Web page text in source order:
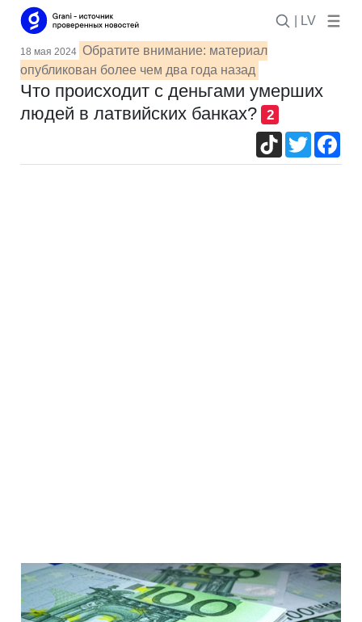
| LV
18 мая 2024 Обратите внимание: материал
опубликован более чем два года назад
Что происходит с деньгами умерших
людей в латвийских банках?
2
TikTokTwitter